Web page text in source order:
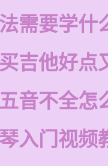
需要学什
吉他好点
音不全怎
入门视频